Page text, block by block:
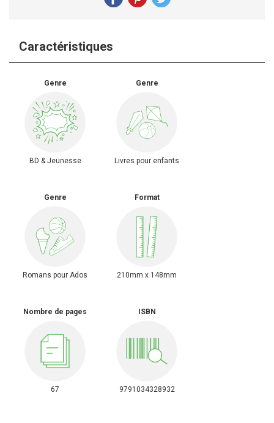
Caractéristiques
Genre
BD & Jeunesse
Genre
Livres pour enfants
Genre
Romans pour Ados
Format
210mm x 148mm
Nombre de pages
67
ISBN
9791034328932